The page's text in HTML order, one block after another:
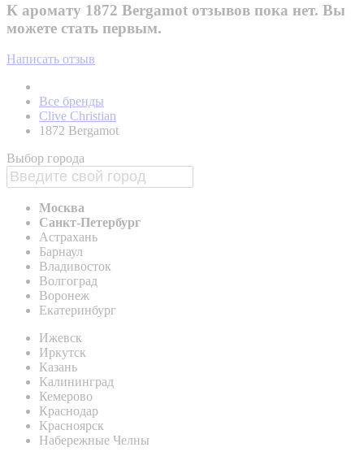
К аромату 1872 Bergamot отзывов пока нет. Вы
можете стать первым.
Написать отзыв
Все бренды
Clive Christian
1872 Bergamot
Выбор города
Москва
Санкт-Петербург
Астрахань
Барнаул
Владивосток
Волгоград
Воронеж
Екатеринбург
Ижевск
Иркутск
Казань
Калининград
Кемерово
Краснодар
Красноярск
Набережные Челны